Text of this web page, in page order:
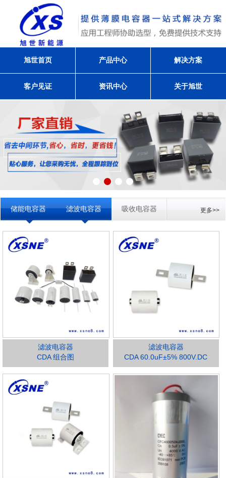
旭世首页 产品中心 解决方案
客户见证 资讯中心 关于旭世
储能电容器 滤波电容器 吸收电容器 更多>>
滤波电容器
CDA 组合图
滤波电容器
CDA 60.0uF±5% 800V.DC